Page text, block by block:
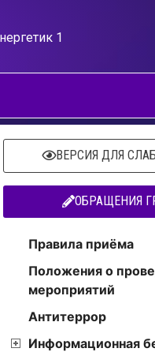
1
ВЕРСИЯ ДЛЯ
ОБРАЩЕНИЯ
Правила приёма
Положения о
мероприятий
Антитеррор
Информационная